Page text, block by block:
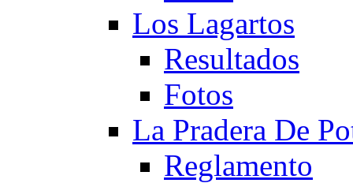
Los Lagartos
Resultados
Fotos
La Pradera De
Reglamento